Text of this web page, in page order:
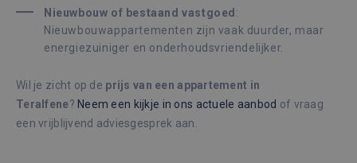
Nieuwbouw of bestaand vastgoed :
Nieuwbouwappartementen zijn vaak duurder, maar
energiezuiniger en onderhoudsvriendelijker.
Wil je zicht op de prijs van een appartement in
Teralfene? Neem een kijkje in ons actuele aanbod of vraag
een vrijblijvend adviesgesprek aan.